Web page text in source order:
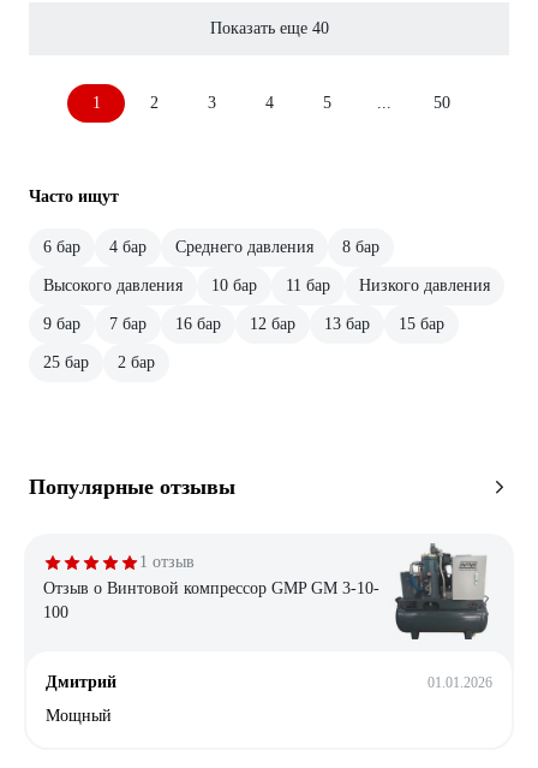
Показать еще 40
1 2 3 4 5 50
Часто ищут
6 бар 4 бар Среднего давления 8 бар
Высокого давления 10 бар 11 бар Низкого давления
9 бар 7 бар 16 бар 12 бар 13 бар 15 бар
25 бар 2 бар
Популярные отзывы
1 отзыв
Отзыв о Винтовой компрессор GMP GM 3-10-
100
Дмитрий 01.01.2026
Мощный